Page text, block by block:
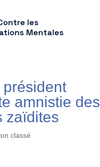
les
Mentales
président
amnistie des
zaïdites
classé